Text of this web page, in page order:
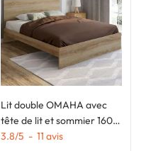
Lit double OMAHA avec
tête de lit et sommier 160 x
200 cm façon hêtre
3.8/5 - 11 avis